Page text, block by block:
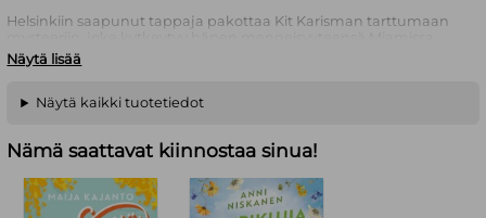
Helsinkiin saapunut tappaja pakottaa Kit Karisman tarttumaan
Tuolloin hän ja kaksi muuta aikuisuuden kynnyksellä ollutta
nuorukaista joutuivat mukaan ammattirikollisten julmaan peliin,
selville tapahtumien kulun joutuu Karisma vaaralliseen
yksityisetsivä Kit Karisma ratkoo ongelmia amerikkalaisten
kovaksikeitettyjen rikosromaanien hengessä.
Näytä lisää
Näytä kaikki tuotetiedot
Nämä saattavat kiinnostaa sinua!